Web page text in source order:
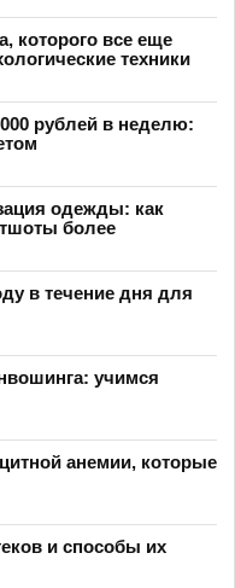
которого все еще
техники
рублей в неделю:
одежды: как
более
в течение дня для
учимся
анемии, которые
и способы их